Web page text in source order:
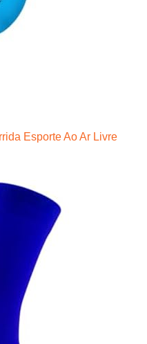
Esporte Ao Ar Livre